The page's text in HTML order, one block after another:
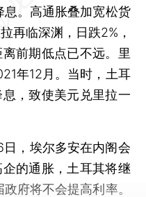
息。高通胀叠加宽松货
再临深渊，日跌2%，
前期低点已不远。里
年12月。当时，土耳
，致使美元兑里拉一
，埃尔多安在内阁会
的通胀，土耳其将继
府将不会提高利率。